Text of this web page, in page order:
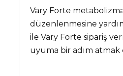
Vary Forte
düzenlenmesine
ile Vary Forte sipariş
uyuma bir adım atmak